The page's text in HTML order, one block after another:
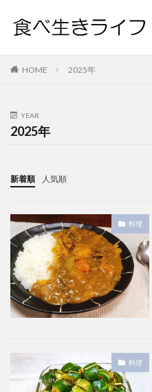
HOME 2025年
YEAR
2025年
新着順 人気順
料理
料理